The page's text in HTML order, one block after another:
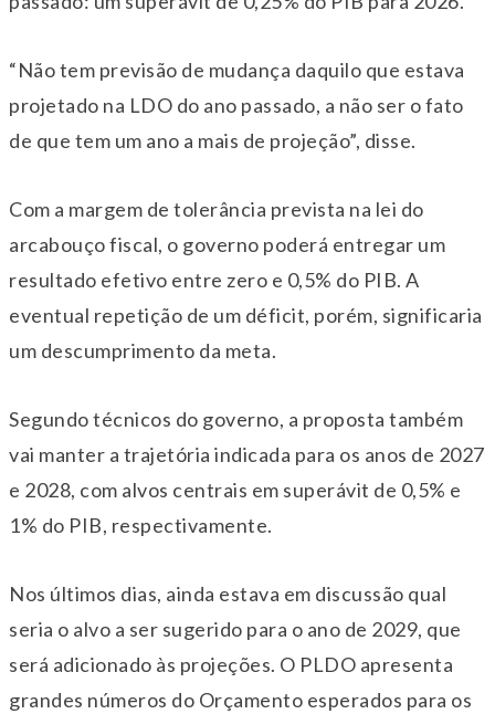
“Não tem previsão de mudança daquilo que estava
projetado na LDO do ano passado, a não ser o fato
de que tem um ano a mais de projeção”, disse.
Com a margem de tolerância prevista na lei do
arcabouço fiscal, o governo poderá entregar um
resultado efetivo entre zero e 0,5% do PIB. A
eventual repetição de um déficit, porém, significaria
um descumprimento da meta.
Segundo técnicos do governo, a proposta também
vai manter a trajetória indicada para os anos de 2027
e 2028, com alvos centrais em superávit de 0,5% e
1% do PIB, respectivamente.
Nos últimos dias, ainda estava em discussão qual
seria o alvo a ser sugerido para o ano de 2029, que
será adicionado às projeções. O PLDO apresenta
grandes números do Orçamento esperados para os